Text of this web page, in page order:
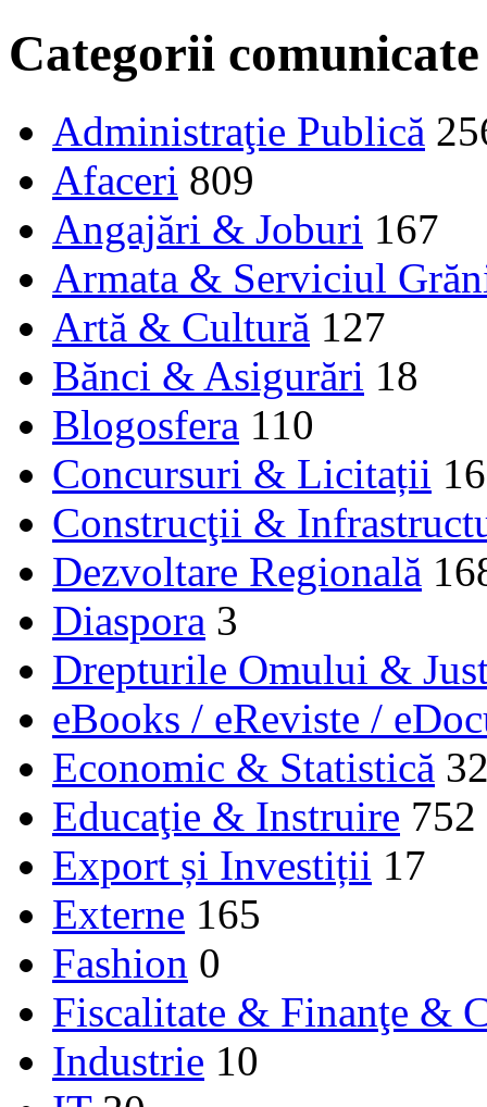
Categorii comunicate
Administraţie Publică
Afaceri 809
Angajări & Joburi 167
Armata & Serviciul
Artă & Cultură 127
Bănci & Asigurări 18
Blogosfera 110
Concursuri & Licitații 16
Construcţii &
Dezvoltare Regională
Diaspora 3
Drepturile Omului &
eBooks / eReviste /
Economic & Statistică
Educaţie & Instruire 752
Export și Investiții 17
Externe 165
Fashion 0
Fiscalitate & Finanţe &
Industrie 10